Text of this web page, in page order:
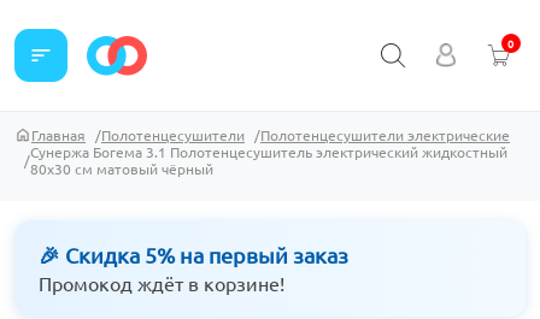
sort 0
Главная Полотенцесушители
Полотенцесушители электрические
Сунержа Богема 3.1 Полотенцесушитель электрический жидкостный
80х30 см матовый чёрный
🎉 Скидка 5% на первый заказ
Промокод ждёт в корзине!